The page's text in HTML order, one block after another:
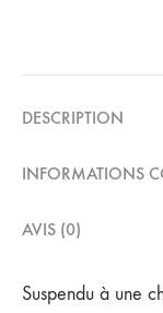
DESCRIPTION
INFORMATIONS
AVIS (0)
Suspendu à une